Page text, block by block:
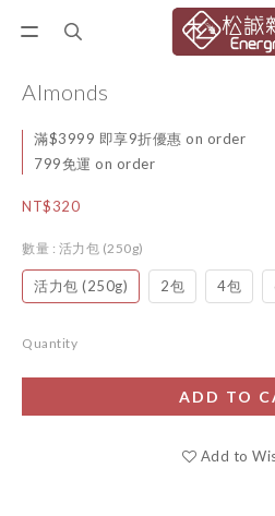
Almonds
滿$3999 即享9折優惠 on order
799免運 on order
NT$320
數量 : 活力包 (250g)
活力包 (250g) 2包 4包
Quantity
ADD TO
Add to